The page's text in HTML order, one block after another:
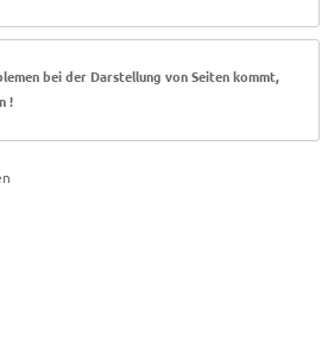
bei der Darstellung von Seiten kommt,
!